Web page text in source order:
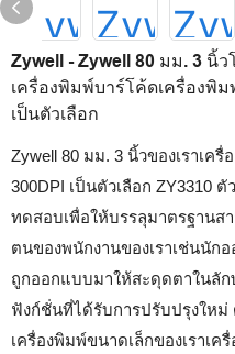
Zywell - Zywell 80 มม. 3 นิ้
เครื่องพิมพ์บาร์โค้ดเครื่องพิม
เป็นตัวเลือก
Zywell 80 มม. 3 นิ้วของเราเค
300DPI เป็นตัวเลือก ZY3310
ทดสอบเพื่อให้บรรลุมาตรฐานส
ตนของพนักงานของเราเช่นนัก
ถูกออกแบบมาให้สะดุดตาในลั
ฟังก์ชั่นที่ได้รับการปรับปรุงให
เครื่องพิมพ์ขนาดเล็กของเราเ